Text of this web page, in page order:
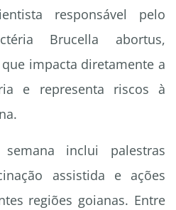
responsável pelo
Brucella abortus,
impacta diretamente a
e representa riscos à
inclui palestras
assistida e ações
regiões goianas. Entre